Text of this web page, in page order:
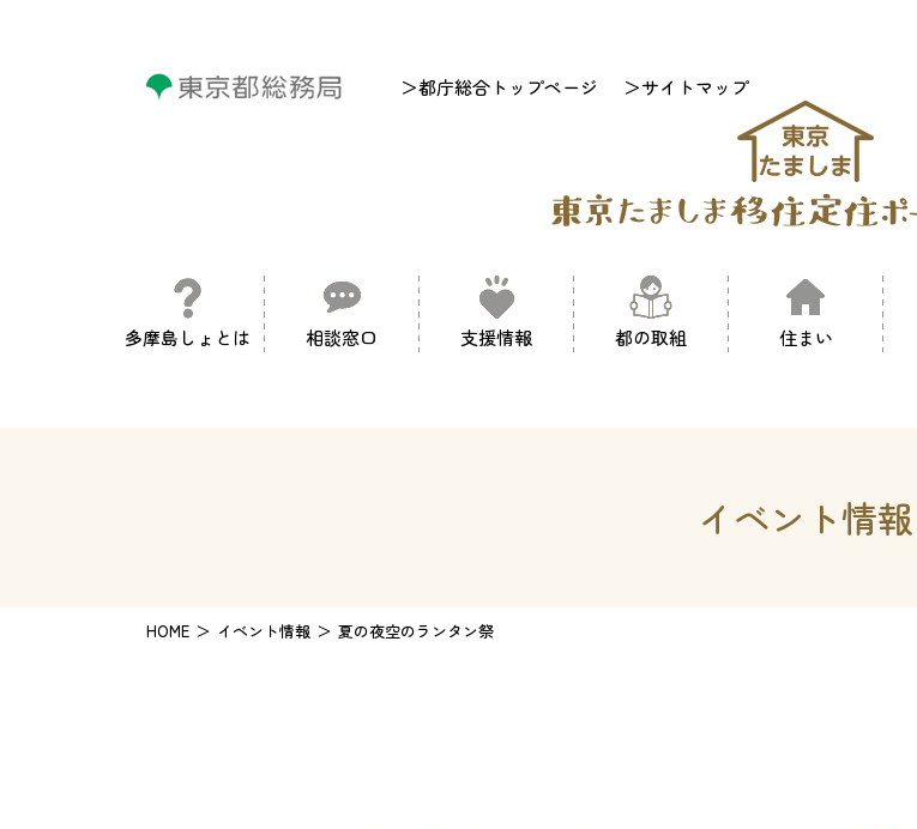
＞都庁総合トップページ ＞サイトマップ
多摩島しょとは 相談窓口 支援情報 都の取組 住まい
イベント情報
HOME イベント情報 夏の夜空のランタン祭